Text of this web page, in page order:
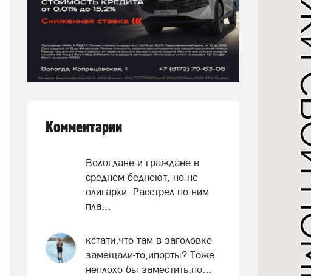
Комментарии
Вологдане и граждане в
среднем беднеют, но не
олигархи. Расстрел по ним
пла...
кстати,что там в заголовке
замещали-то,ипорты? Тоже
неплохо бы заместить,по...